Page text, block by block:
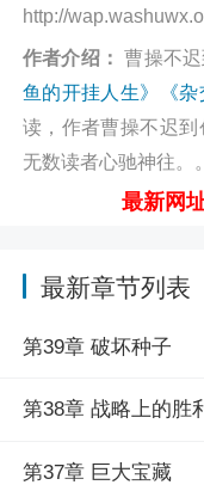
http://
作者介绍： 曹操不
鱼的开挂人生》
《
读，作者曹操不迟
无数读者心驰神往。。
最新网
最新章节列表
第39章 破坏种子
第38章 战略上的胜
第37章 巨大宝藏